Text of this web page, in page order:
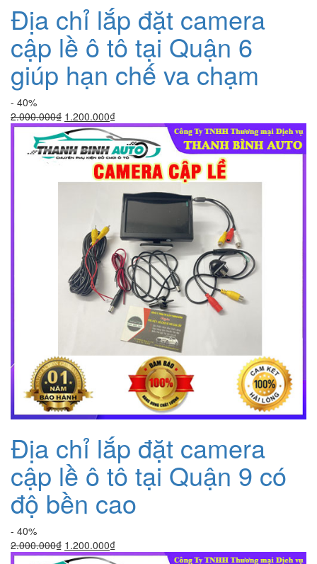
Địa chỉ lắp đặt camera
cập lề ô tô tại Quận 6
giúp hạn chế va chạm
- 40%
2.000.000₫ Giá
gốc
là:
2.000.000₫.
1.200.000₫Giá
hiện
tại
là:
1.200.000₫.
Địa chỉ lắp đặt camera
cập lề ô tô tại Quận 9 có
độ bền cao
- 40%
2.000.000₫ Giá
gốc
1.200.000₫Giá
hiện